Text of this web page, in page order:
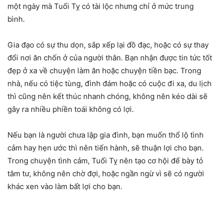
một ngày mà Tuổi Tỵ có tài lộc nhưng chỉ ở mức trung
bình.
Gia đạo có sự thu dọn, sắp xếp lại đồ đạc, hoặc có sự thay
đổi nơi ăn chốn ở của người thân. Bạn nhận được tin tức tốt
đẹp ở xa về chuyện làm ăn hoặc chuyện tiền bạc. Trong
nhà, nếu có tiệc tùng, đình đám hoặc có cuộc đi xa, du lịch
thì cũng nên kết thúc nhanh chóng, không nên kéo dài sẽ
gây ra nhiều phiền toái không có lợi.
Nếu bạn là người chưa lập gia đình, bạn muốn thổ lộ tình
cảm hay hẹn ước thì nên tiến hành, sẽ thuận lợi cho bạn.
Trong chuyện tình cảm, Tuổi Tỵ nên tạo cơ hội để bày tỏ
tâm tư, không nên chờ đợi, hoặc ngần ngừ vì sẽ có người
khác xen vào làm bất lợi cho bạn.